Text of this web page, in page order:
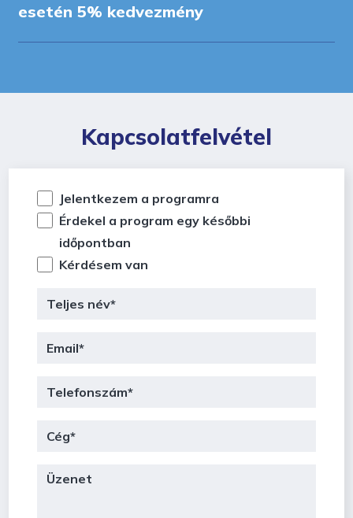
esetén 5% kedvezmény
Kapcsolatfelvétel
Jelentkezem a programra
Érdekel a program egy későbbi
időpontban
Kérdésem van